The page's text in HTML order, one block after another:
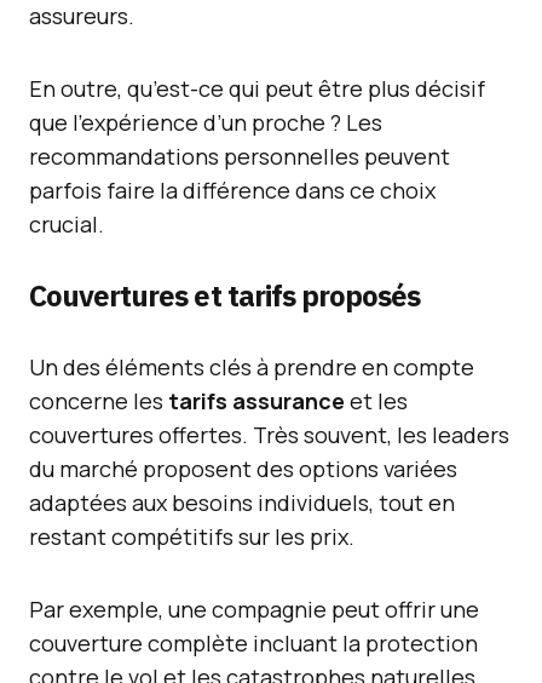
assureurs.
En outre, qu’est-ce qui peut être plus décisif
que l’expérience d’un proche ? Les
recommandations personnelles peuvent
parfois faire la différence dans ce choix
crucial.
Couvertures et tarifs proposés
Un des éléments clés à prendre en compte
concerne les tarifs assurance et les
couvertures offertes. Très souvent, les leaders
du marché proposent des options variées
adaptées aux besoins individuels, tout en
restant compétitifs sur les prix.
Par exemple, une compagnie peut offrir une
couverture complète incluant la protection
contre le vol et les catastrophes naturelles,